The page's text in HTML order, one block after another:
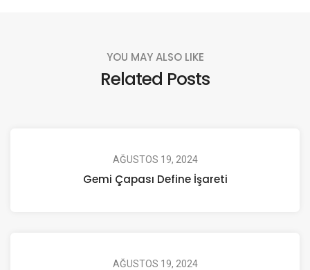
YOU MAY ALSO LIKE
Related Posts
AĞUSTOS 19, 2024
Gemi Çapası Define İşareti
AĞUSTOS 19, 2024